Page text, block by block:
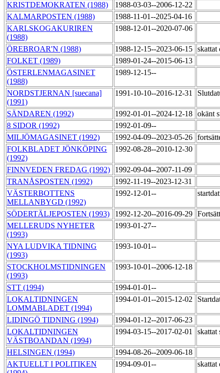
KRISTDEMOKRATEN (1988)
1988-03-03--2006-12-22
KALMARPOSTEN (1988)
1988-11-01--2025-04-16
KARLSKOGAKURIREN
(1988)
1988-12-01--2020-07-06
ÖREBROAR'N (1988) 1988-12-15--2023-06-15
FOLKET (1989)
1989-01-24--2015-06-13
ÖSTERLENMAGASINET
(1988)
1989-12-15--
NORDSTJERNAN [suecana]
(1991)
1991-10-10--2016-12-31
SÄNDAREN (1992) 1992-01-01--2024-12-18 okänt
8 SIDOR (1992)
1992-01-09--
MILJÖMAGASINET (1992)
1992-04-09--2023-05-26
FOLKBLADET JÖNKÖPING
(1992)
1992-08-28--2010-12-30
FINNVEDEN FREDAG (1992)
1992-09-04--2007-11-09
TRANÅSPOSTEN (1992)
1992-11-19--2023-12-31
VÄSTERBOTTENS
MELLANBYGD (1992)
1992-12-01--
SÖDERTÄLJEPOSTEN (1993) 1992-12-20--2016-09-29
MELLERUDS NYHETER
(1993)
1993-01-27--
NYA LUDVIKA TIDNING
(1993)
1993-10-01--
STOCKHOLMSTIDNINGEN
(1993)
1993-10-01--2006-12-18
STT (1994)
1994-01-01--
LOKALTIDNINGEN
LOMMABLADET (1994)
1994-01-01--2015-12-02
LIDINGÖ TIDNING (1994)
1994-01-12--2017-06-23
LOKALTIDNINGEN
VÄSTBOANDAN (1994)
1994-03-15--2017-02-01 skattat
HELSINGEN (1994)
1994-08-26--2009-06-18
AKTUELLT I POLITIKEN
1994-09-01--